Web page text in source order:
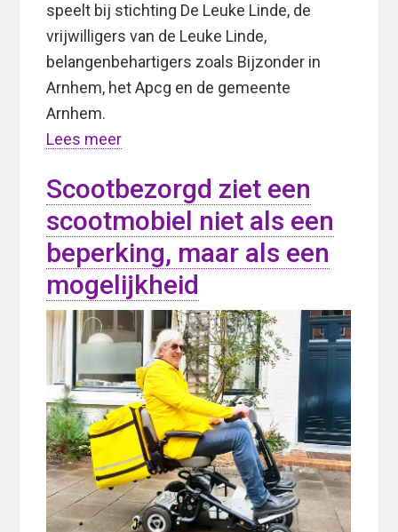
speelt bij stichting De Leuke Linde, de
vrijwilligers van de Leuke Linde,
belangenbehartigers zoals Bijzonder in
Arnhem, het Apcg en de gemeente
Arnhem.
Lees meer
Scootbezorgd ziet een
scootmobiel niet als een
beperking, maar als een
mogelijkheid